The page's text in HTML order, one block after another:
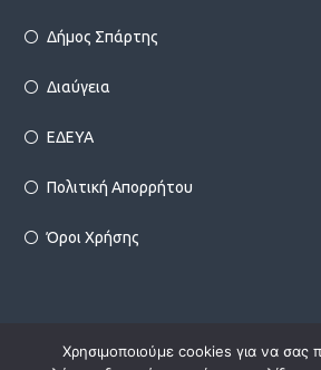
Δήμος Σπάρτης
Διαύγεια
ΕΔΕΥΑ
Πολιτική Απορρήτου
Όροι Χρήσης
Copyright © 2026 Δ.Ε.Υ.Α. Σπάρτης
Χρησιμοποιούμε cookies για να σας